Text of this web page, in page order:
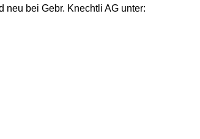
neu bei Gebr. Knechtli AG unter: